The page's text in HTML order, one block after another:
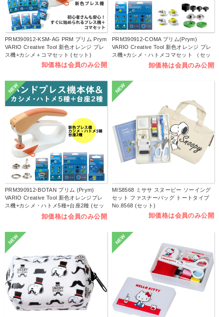
PRM390912-KSM-AG PRM プリム Prym
VARIO Creative Tool 新色オレンジ プレ
ス機+カシメ＋コマセット (セット)
卸価格は会員のみ公開
PRM390912-COMA プリム(Prym)
VARIO Creative Tool 新色オレンジ プレ
ス機+カシメ・ハトメコマセット （セッ
卸価格は会員のみ公開
NEW
PRM390912-BOTAN プリム (Prym)
VARIO Creative Tool 新色オレンジプレ
ス機+カシメ・ハトメ5種+台座2種 (セッ
卸価格は会員のみ公開
NEW
MIS8568 ミササ スヌーピー ソーイング
セット ファスナーバッグ トートタイプ
No.8568 (セット)
卸価格は会員のみ公開
NEW NEW